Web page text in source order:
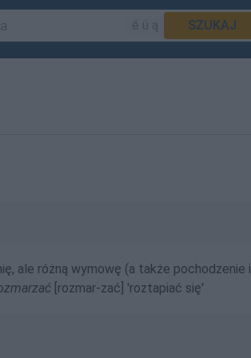
SZUKAJ
ale różną wymowę (a także pochodzenie i
rozmar-zać ] 'roztapiać się'